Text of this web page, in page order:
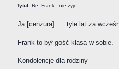
Tytuł: Re: Frank - nie żyje
Ja [cenzura]..... tyle lat za
Frank to był gość klasa w sobie.
Kondolencje dla rodziny